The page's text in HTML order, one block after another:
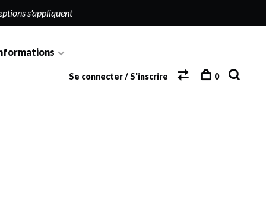
s'appliquent
Se connecter / S'inscrire 0